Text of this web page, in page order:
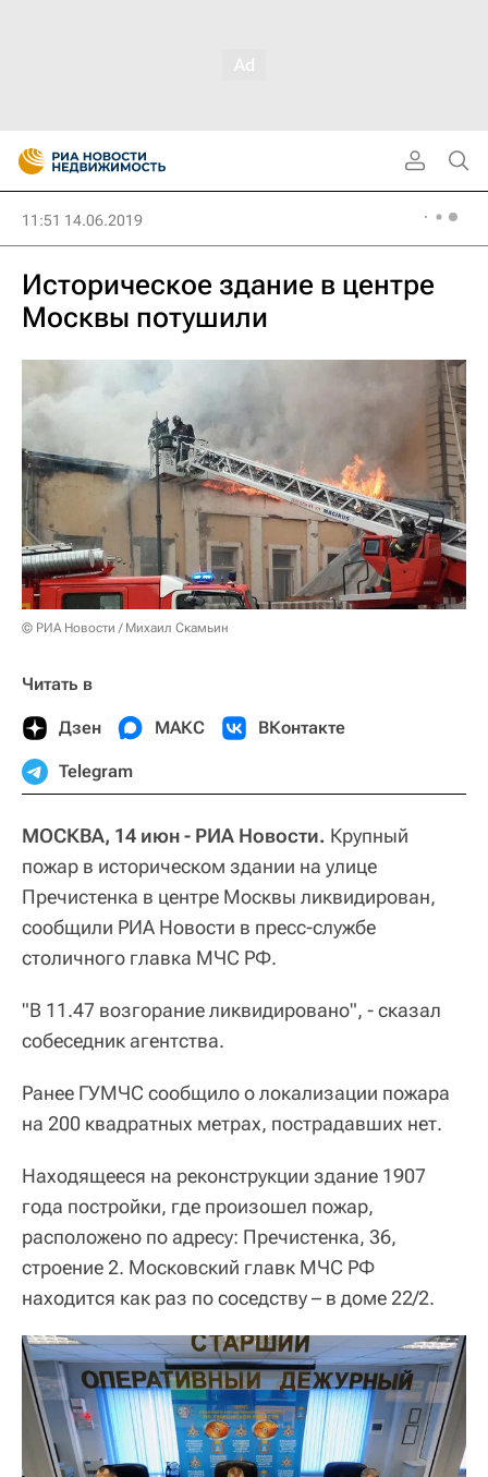
11:51 14.06.2019
Историческое здание в центре
Москвы потушили
© РИА Новости / Михаил Скамьин
Читать в
Дзен МАКС ВКонтакте
Telegram
МОСКВА, 14 июн - РИА Новости. Крупный
пожар в историческом здании на улице
Пречистенка в центре Москвы ликвидирован,
сообщили РИА Новости в пресс-службе
столичного главка МЧС РФ.
"В 11.47 возгорание ликвидировано", - сказал
собеседник агентства.
Ранее ГУМЧС сообщило о локализации пожара
на 200 квадратных метрах, пострадавших нет.
Находящееся на реконструкции здание 1907
года постройки, где произошел пожар,
расположено по адресу: Пречистенка, 36,
строение 2. Московский главк МЧС РФ
находится как раз по соседству – в доме 22/2.